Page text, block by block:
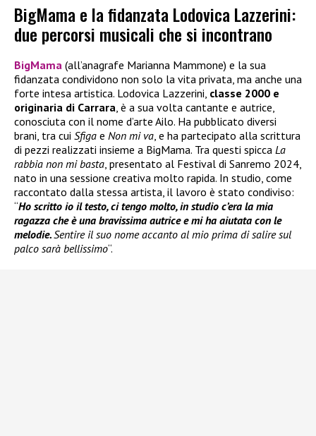
BigMama e la fidanzata Lodovica Lazzerini:
due percorsi musicali che si incontrano
BigMama (all’anagrafe Marianna Mammone) e la sua
fidanzata condividono non solo la vita privata, ma anche una
forte intesa artistica. Lodovica Lazzerini, classe 2000 e
originaria di Carrara , è a sua volta cantante e autrice,
conosciuta con il nome d’arte Ailo. Ha pubblicato diversi
brani, tra cui Sfiga e Non mi va , e ha partecipato alla scrittura
di pezzi realizzati insieme a BigMama. Tra questi spicca La
rabbia non mi basta , presentato al Festival di Sanremo 2024,
nato in una sessione creativa molto rapida. In studio, come
raccontato dalla stessa artista, il lavoro è stato condiviso:
“Ho scritto io il testo, ci tengo molto, in studio c’era la mia
ragazza che è una bravissima autrice e mi ha aiutata con le
melodie.Sentire il suo nome accanto al mio prima di salire sul
palco sarà bellissimo“.